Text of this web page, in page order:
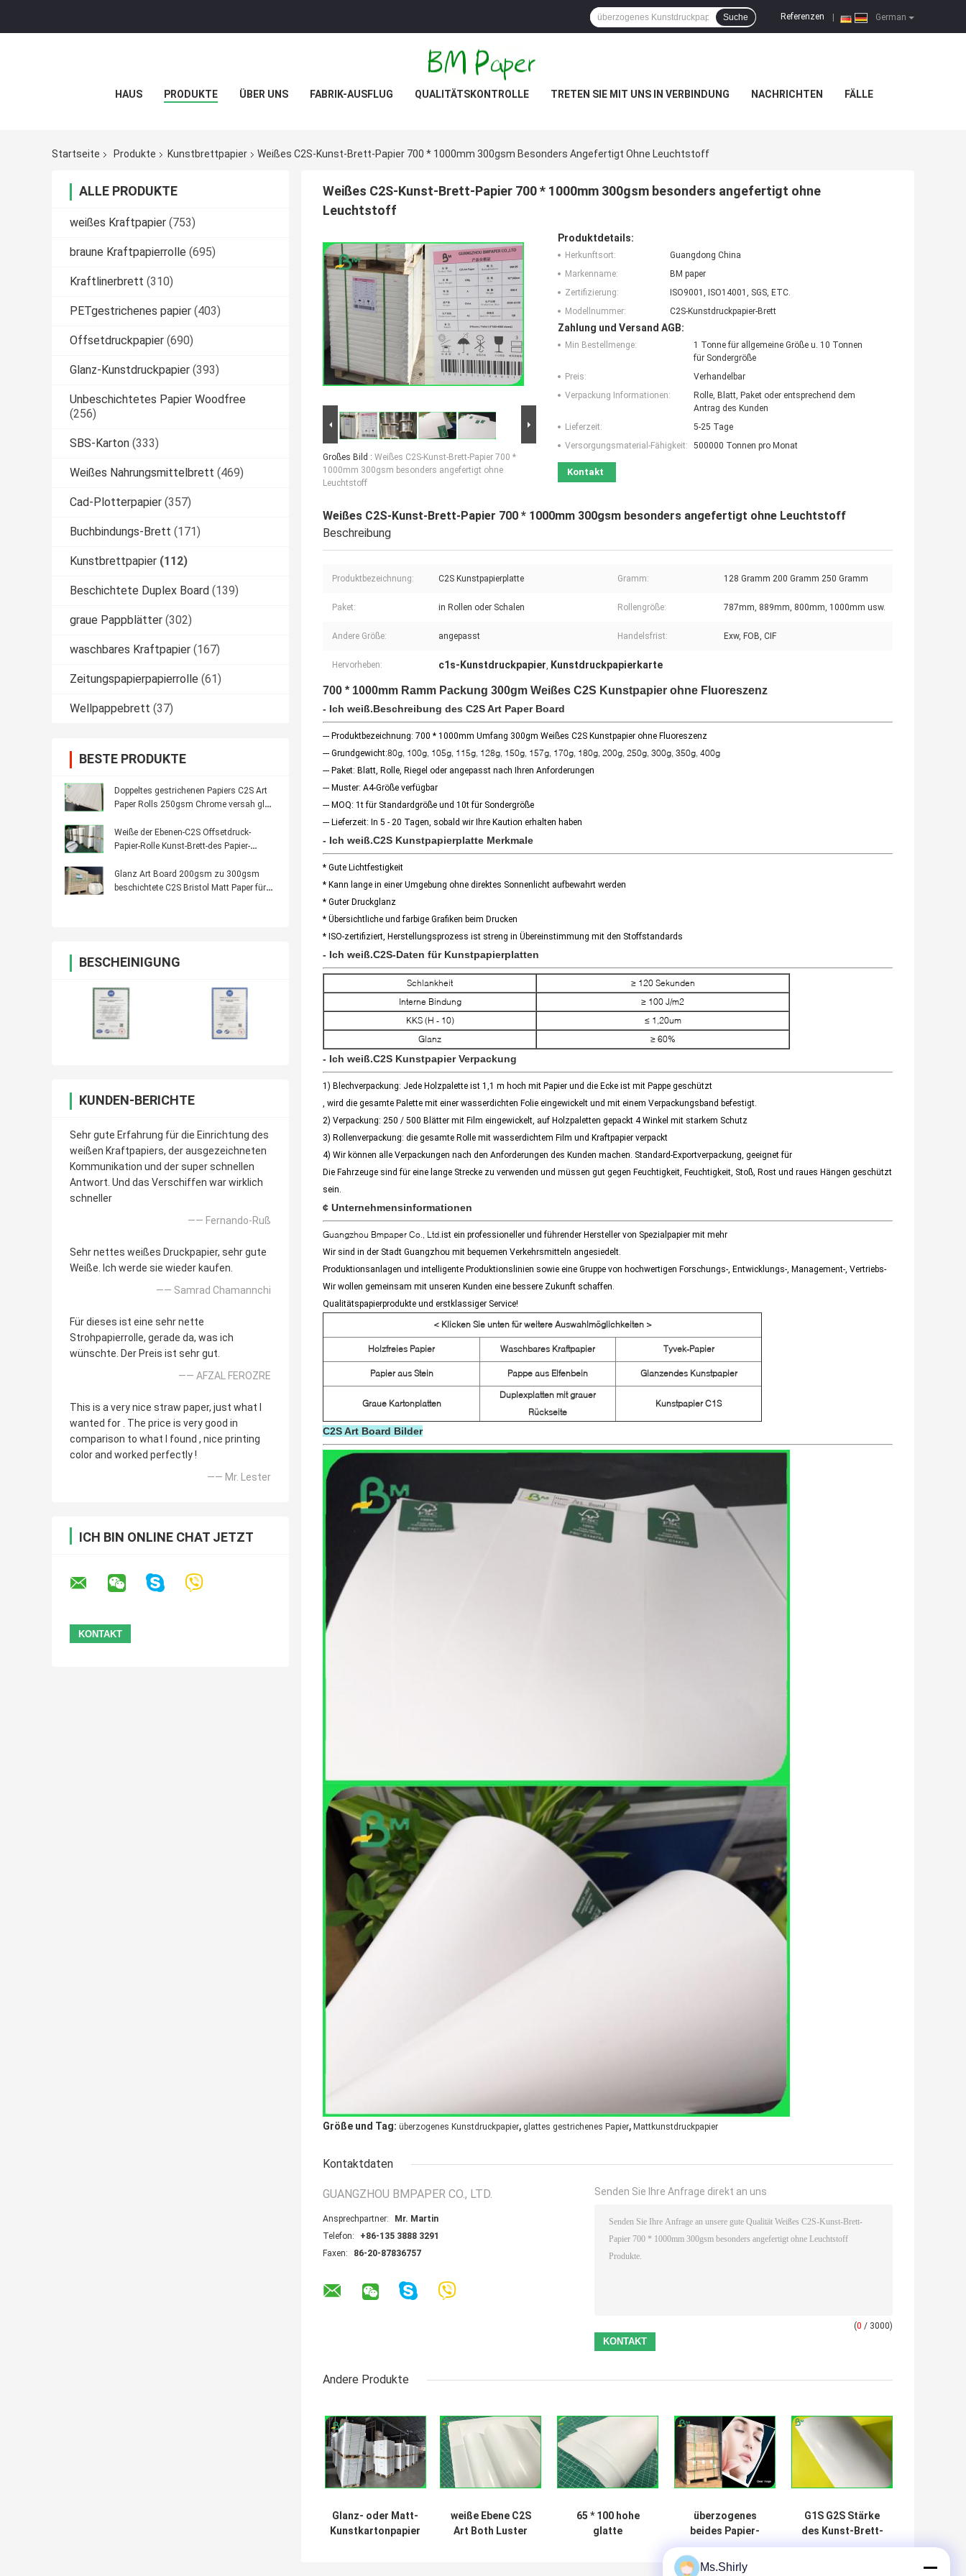
German
Referenzen
Suche
HAUS PRODUKTE ÜBER UNS FABRIK-AUSFLUG QUALITÄTSKONTROLLE TRETEN SIE MIT UNS IN VERBINDUNG NACHRICHTEN FÄLLE
Startseite Produkte Kunstbrettpapier Weißes C2S-Kunst-Brett-Papier 700 * 1000mm 300gsm Besonders Angefertigt Ohne Leuchtstoff
ALLE PRODUKTE
weißes Kraftpapier (753)
braune Kraftpapierrolle (695)
Kraftlinerbrett (310)
PETgestrichenes papier (403)
Offsetdruckpapier (690)
Glanz-Kunstdruckpapier (393)
Unbeschichtetes Papier Woodfree
(256)
SBS-Karton (333)
Weißes Nahrungsmittelbrett (469)
Cad-Plotterpapier (357)
Buchbindungs-Brett (171)
Kunstbrettpapier (112)
Beschichtete Duplex Board (139)
graue Pappblätter (302)
waschbares Kraftpapier (167)
Zeitungspapierpapierrolle (61)
Wellpappebrett (37)
BESTE PRODUKTE
Doppeltes gestrichenen Papiers C2S Art
Paper Rolls 250gsm Chrome versah glatt
Weiße der Ebenen-C2S Offsetdruck-
Papier-Rolle Kunst-Brett-des Papier-
Glanz Art Board 200gsm zu 300gsm
beschichtete C2S Bristol Matt Paper für
BESCHEINIGUNG
KUNDEN-BERICHTE
Sehr gute Erfahrung für die Einrichtung des
weißen Kraftpapiers, der ausgezeichneten
Kommunikation und der super schnellen
Antwort. Und das Verschiffen war wirklich
schneller
—— Fernando-Ruß
Sehr nettes weißes Druckpapier, sehr gute
Weiße. Ich werde sie wieder kaufen.
—— Samrad Chamannchi
Für dieses ist eine sehr nette
Strohpapierrolle, gerade da, was ich
wünschte. Der Preis ist sehr gut.
—— AFZAL FEROZRE
This is a very nice straw paper, just what I
wanted for . The price is very good in
comparison to what I found , nice printing
color and worked perfectly !
—— Mr. Lester
ICH BIN ONLINE CHAT JETZT
Weißes C2S-Kunst-Brett-Papier 700 * 1000mm 300gsm besonders angefertigt ohne
Leuchtstoff
Großes Bild : Weißes C2S-Kunst-Brett-Papier 700 *
1000mm 300gsm besonders angefertigt ohne
Leuchtstoff
Produktdetails:
Herkunftsort:
Guangdong China
Markenname:
BM paper
Zertifizierung:
ISO9001, ISO14001, SGS, ETC.
Modellnummer:
C2S-Kunstdruckpapier-Brett
Zahlung und Versand AGB:
Min Bestellmenge:
1 Tonne für allgemeine Größe u. 10 Tonnen
für Sondergröße
Preis:
Verhandelbar
Verpackung Informationen:
Rolle, Blatt, Paket oder entsprechend dem
Antrag des Kunden
Lieferzeit:
5-25 Tage
Versorgungsmaterial-Fähigkeit:
500000 Tonnen pro Monat
Kontakt
Weißes C2S-Kunst-Brett-Papier 700 * 1000mm 300gsm besonders angefertigt ohne Leuchtstoff
Beschreibung
Produktbezeichnung: C2S Kunstpapierplatte Gramm: 128 Gramm 200 Gramm 250 Gramm
Paket: in Rollen oder Schalen Rollengröße: 787mm, 889mm, 800mm, 1000mm usw.
Andere Größe: angepasst Handelsfrist: Exw, FOB, CIF
Hervorheben: c1s-Kunstdruckpapier, Kunstdruckpapierkarte
700 * 1000mm Ramm Packung 300gm Weißes C2S Kunstpapier ohne Fluoreszenz
- Ich weiß.Beschreibung des C2S Art Paper Board
--- Produktbezeichnung: 700 * 1000mm Umfang 300gm Weißes C2S Kunstpapier ohne Fluoreszenz
--- Grundgewicht:80g, 100g, 105g, 115g, 128g, 150g, 157g, 170g, 180g, 200g, 250g, 300g, 350g, 400g
--- Paket: Blatt, Rolle, Riegel oder angepasst nach Ihren Anforderungen
--- Muster: A4-Größe verfügbar
--- MOQ: 1t für Standardgröße und 10t für Sondergröße
--- Lieferzeit: In 5 - 20 Tagen, sobald wir Ihre Kaution erhalten haben
- Ich weiß.C2S Kunstpapierplatte Merkmale
* Gute Lichtfestigkeit
* Kann lange in einer Umgebung ohne direktes Sonnenlicht aufbewahrt werden
* Guter Druckglanz
* Übersichtliche und farbige Grafiken beim Drucken
* ISO-zertifiziert, Herstellungsprozess ist streng in Übereinstimmung mit den Stoffstandards
- Ich weiß.C2S-Daten für Kunstpapierplatten
Schlankheit
≥ 120 Sekunden
Interne Bindung
≥ 100 J/m2
KKS (H - 10)
≤ 1,20um
Glanz
≥ 60%
- Ich weiß.C2S Kunstpapier Verpackung
1) Blechverpackung: Jede Holzpalette ist 1,1 m hoch mit Papier und die Ecke ist mit Pappe geschützt
, wird die gesamte Palette mit einer wasserdichten Folie eingewickelt und mit einem Verpackungsband befestigt.
2) Verpackung: 250 / 500 Blätter mit Film eingewickelt, auf Holzpaletten gepackt 4 Winkel mit starkem Schutz
3) Rollenverpackung: die gesamte Rolle mit wasserdichtem Film und Kraftpapier verpackt
4) Wir können alle Verpackungen nach den Anforderungen des Kunden machen. Standard-Exportverpackung, geeignet für
Die Fahrzeuge sind für eine lange Strecke zu verwenden und müssen gut gegen Feuchtigkeit, Feuchtigkeit, Stoß, Rost und raues Hängen geschützt
sein.
¢ Unternehmensinformationen
Guangzhou Bmpaper Co., Ltd.ist ein professioneller und führender Hersteller von Spezialpapier mit mehr
Wir sind in der Stadt Guangzhou mit bequemen Verkehrsmitteln angesiedelt.
Produktionsanlagen und intelligente Produktionslinien sowie eine Gruppe von hochwertigen Forschungs-, Entwicklungs-, Management-, Vertriebs-
Wir wollen gemeinsam mit unseren Kunden eine bessere Zukunft schaffen.
Qualitätspapierprodukte und erstklassiger Service!
< Klicken Sie unten für weitere Auswahlmöglichkeiten >
Holzfreies Papier Waschbares Kraftpapier Tyvek-Papier
Papier aus Stein Pappe aus Elfenbein Glanzendes Kunstpapier
Graue Kartonplatten
Duplexplatten mit grauer
Rückseite
Kunstpapier C1S
C2S Art Board Bilder
Größe und Tag: überzogenes Kunstdruckpapier, glattes gestrichenes Papier, Mattkunstdruckpapier
Kontaktdaten
GUANGZHOU BMPAPER CO., LTD.
Ansprechpartner:
Mr. Martin
Telefon:
+86-135 3888 3291
Faxen:
86-20-87836757
Senden Sie Ihre Anfrage direkt an uns
(0 / 3000)
Andere Produkte
Glanz- oder Matt-
Kunstkartonpapier
weiße Ebene C2S
Art Both Luster
65 * 100 hohe
glatte
überzogenes
beides Papier-
Färbungstinte
Tintenstrahl-
G1S G2S Stärke
des Kunst-Brett-
Papier-80g 90g
Ms.Shirly